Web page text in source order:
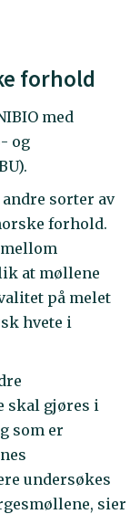
forhold
med
og
sorter av
forhold.
mellom
at møllene
på melet
hvete i
skal gjøres i
som er
undersøkes
sier